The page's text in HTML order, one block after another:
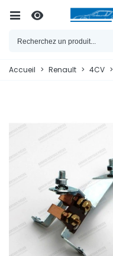
Accueil > Renault > 4CV >